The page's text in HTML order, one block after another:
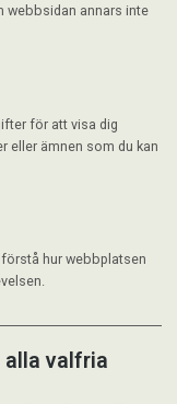
webbsidan annars inte
för att visa dig
eller ämnen som du kan
hur webbplatsen
valfria